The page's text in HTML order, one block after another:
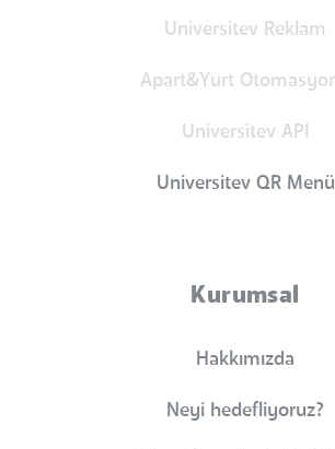
Universitev Reklam
Apart&Yurt
Universitev API
Universitev QR Menü
Kurumsal
Hakkımızda
Neyi hedefliyoruz?